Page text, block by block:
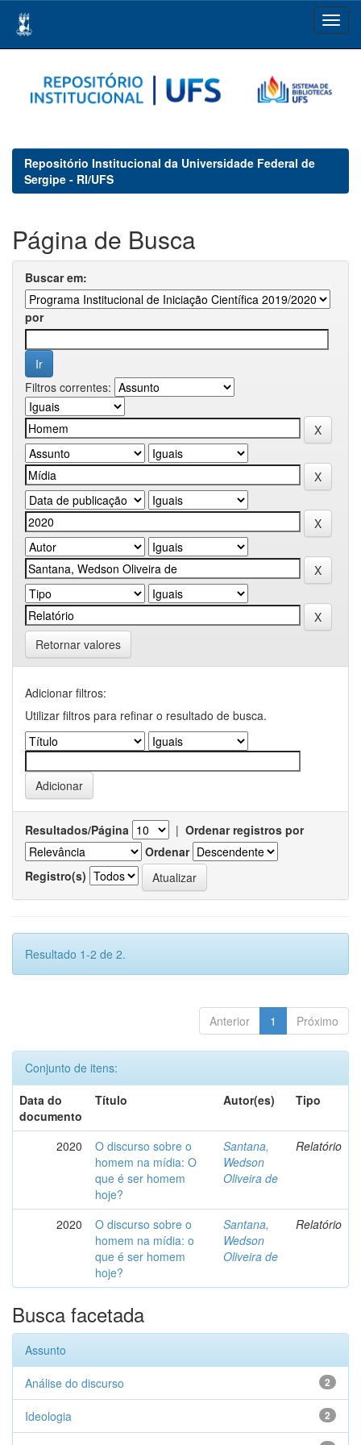
navigation
Repositório Institucional da Universidade Federal de
Sergipe - RI/UFS
Página de Busca
Buscar em:
por
Filtros correntes:
Retornar valores
Adicionar filtros:
Utilizar filtros para refinar o resultado de busca.
Resultados/Página | Ordenar registros por
Ordenar
Registro(s)
Resultado 1-2 de 2.
Anterior 1 Próximo
Conjunto de itens:
Data do
documento
Título Autor(es) Tipo
2020
O discurso sobre o
homem na mídia: O
que é ser homem
hoje?
Santana,
Wedson
Oliveira de
Relatório
2020
O discurso sobre o
homem na mídia: o
que é ser homem
hoje?
Santana,
Wedson
Oliveira de
Relatório
Busca facetada
Assunto
2
Análise do discurso
2
Ideologia